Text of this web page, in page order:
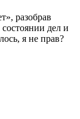
разобрав
дел и
я не прав?